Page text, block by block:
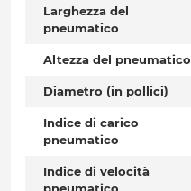
Larghezza del
pneumatico
Altezza del pneumatico
Diametro (in pollici)
Indice di carico
pneumatico
Indice di velocità